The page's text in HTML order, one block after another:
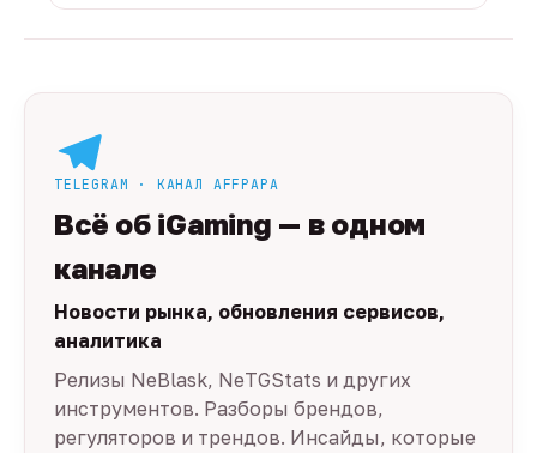
TELEGRAM · КАНАЛ AFFPAPA
Всё об iGaming — в одном
канале
Новости рынка, обновления сервисов,
аналитика
Релизы NeBlask, NeTGStats и других
инструментов. Разборы брендов,
регуляторов и трендов. Инсайды, которые